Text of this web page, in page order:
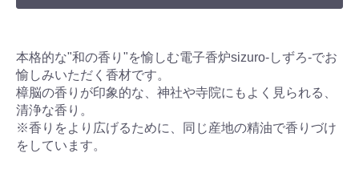
本格的な"和の香り"を愉しむ電子香炉sizuro-しずろ-でお
愉しみいただく香材です。
樟脳の香りが印象的な、神社や寺院にもよく見られる、
清浄な香り。
※香りをより広げるために、同じ産地の精油で香りづけ
をしています。